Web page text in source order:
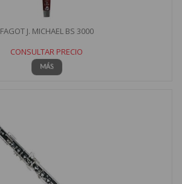
FAGOT J. MICHAEL BS 3000
CONSULTAR PRECIO
MÁS